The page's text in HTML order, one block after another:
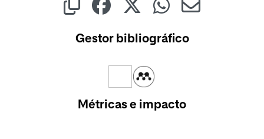
Gestor bibliográfico
Métricas e impacto